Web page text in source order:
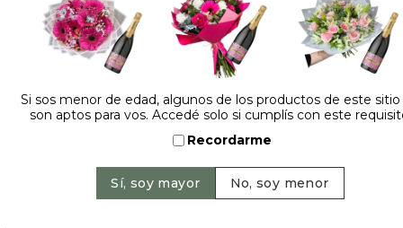
Dejá tu opinión
RAMO DE 15 ROSAS MULTICOLOR NATURALES
IMPORTADAS
Si sos menor de edad, algunos de los productos de este
son aptos para vos. Accedé solo si cumplís con este
Recordarme